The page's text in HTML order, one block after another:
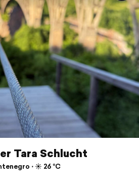
Tara Schlucht
⋅ ☀️ 26 °C